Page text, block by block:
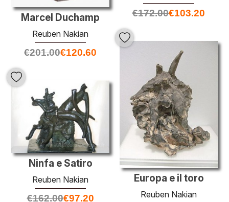
€172.00€103.20
Marcel Duchamp
Reuben Nakian
€201.00€120.60
Europa e il toro
Reuben Nakian
Ninfa e Satiro
Reuben Nakian
€162.00€97.20